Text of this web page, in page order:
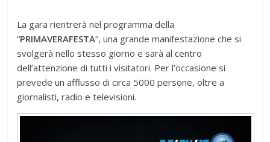
La gara rientrerà nel programma della
“PRIMAVERAFESTA“, una grande manifestazione che si
svolgerà nello stesso giorno e sarà al centro
dell’attenzione di tutti i visitatori. Per l’occasione si
prevede un afflusso di circa 5000 persone, oltre a
giornalisti, radio e televisioni.